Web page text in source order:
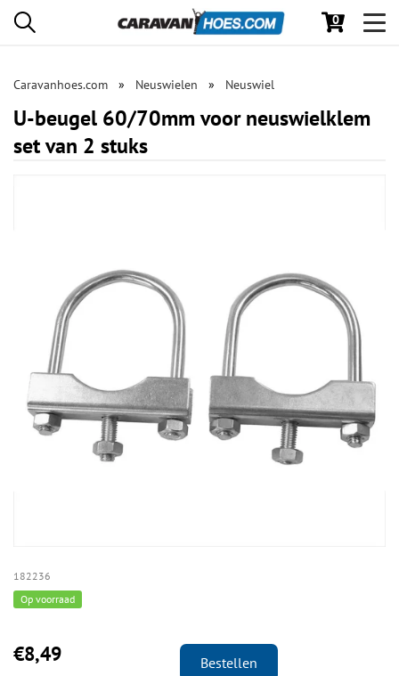
0
Caravanhoes.com Neuswielen Neuswiel
U-beugel 60/70mm voor neuswielklem
set van 2 stuks
182236
Op voorraad
€8,49 Bestellen